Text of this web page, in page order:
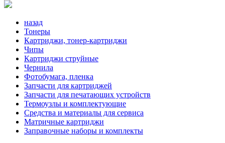
назад
Тонеры
Картриджи, тонер-картриджи
Чипы
Картриджи струйные
Чернила
Фотобумага, пленка
Запчасти для картриджей
Запчасти для печатающих устройств
Термоузлы и комплектующие
Средства и материалы для сервиса
Матричные картриджи
Заправочные наборы и комплекты